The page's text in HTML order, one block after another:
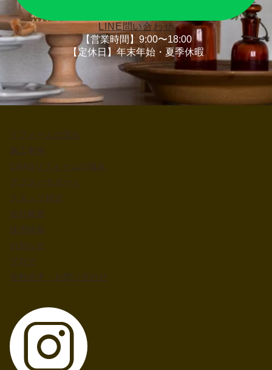
LINE問い合わせ
【営業時間】9:00〜18:00
【定休日】年末年始・夏季休暇
リフォームの流れ
CRASリフォームの強み
アフターサポート
施工事例
ブログ
スタッフ紹介
会社概要
採用情報
お知らせ
資料請求・お問い合わせ